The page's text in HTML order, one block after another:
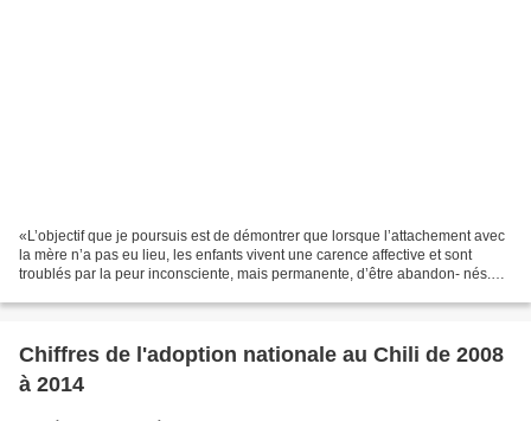
«L’objectif que je poursuis est de démontrer que lorsque l’attachement avec
la mère n’a pas eu lieu, les enfants vivent une carence affective et sont
troublés par la peur inconsciente, mais permanente, d’être abandon- nés.
Chiffres de l'adoption nationale au Chili de 2008
à 2014